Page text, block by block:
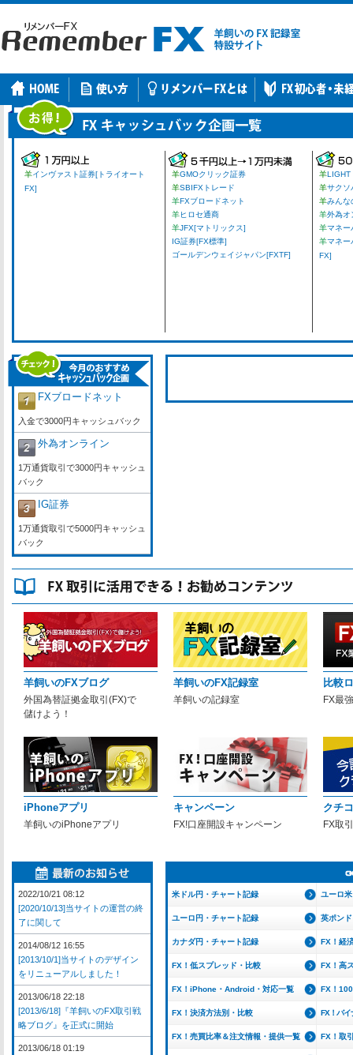
羊インヴァスト証券[トライオート
FX]
羊GMOクリック証券
羊SBIFXトレード
羊FXブロードネット
羊ヒロセ通商
羊JFX[マトリックス]
IG証券[FX標準]
ゴールデンウェイジャパン[FXTF]
羊LIGHT
羊サクソ
羊みんな
羊外為オ
羊マネー
羊マネー
FX]
FXブロードネット
入金で3000円キャッシュバック
外為オンライン
1万通貨取引で3000円キャッシュ
バック
IG証券
1万通貨取引で5000円キャッシュ
バック
羊飼いのFXブログ
外国為替証拠金取引(FX)で
儲けよう！
羊飼いのFX記録室
羊飼いの記録室
比較
FX最
iPhoneアプリ
羊飼いのiPhoneアプリ
キャンペーン
FX!口座開設キャンペーン
クチ
FX取
米ドル円・チャート記録 ユーロ
ユーロ円・チャート記録 英ポン
カナダ円・チャート記録 FX！経
FX！低スプレッド・比較 FX！高
FX！iPhone・Android・対応一覧 FX！
FX！決済方法別・比較 FX！バイ
FX！売買比率＆注文情報・提供一覧 FX！取
2022/10/21 08:12
[2020/10/13]当サイトの運営の終
了に関して
2014/08/12 16:55
[2013/10/1]当サイトのデザイン
をリニューアルしました！
2013/06/18 22:18
[2013/6/18]『羊飼いのFX取引戦
略ブログ』を正式に開始
2013/06/18 01:19